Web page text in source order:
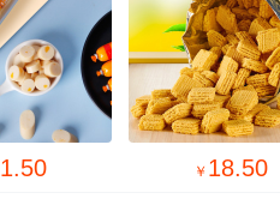
￥18.50 ￥